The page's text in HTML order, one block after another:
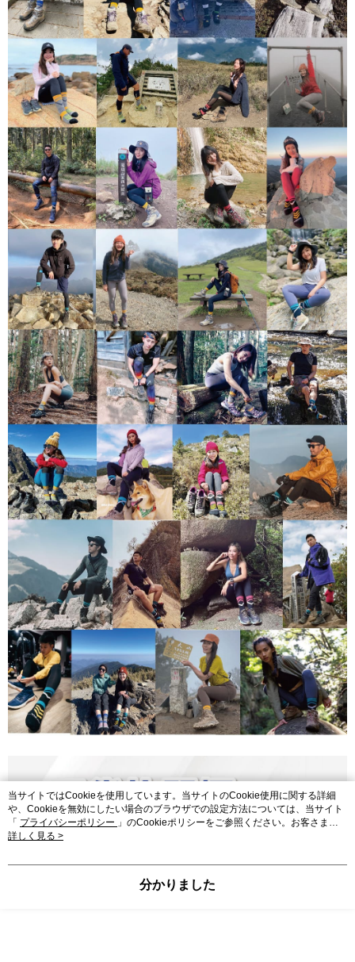
当サイトではCookieを使用しています。当サイトのCookie使用に関する詳細
や、Cookieを無効にしたい場合のブラウザでの設定方法については、当サイト
「 プライバシーポリシー 」のCookieポリシーをご参照ください。お客さま
が、当サイトを引き続き使用される場合、当社がサイト利用規約のCookieポリ
詳しく見る >
分かりました